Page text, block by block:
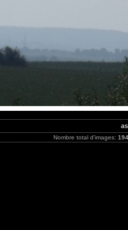
Nombre total d'images: